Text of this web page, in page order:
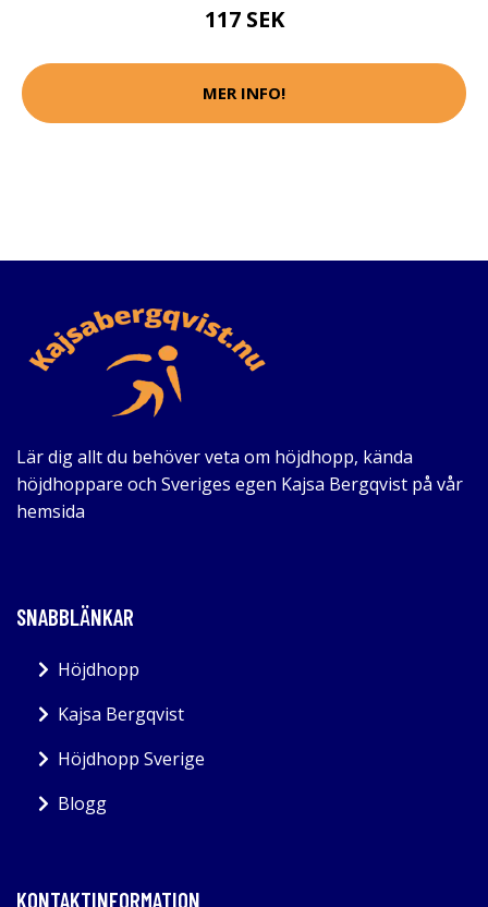
117 SEK
MER INFO!
Lär dig allt du behöver veta om höjdhopp, kända
höjdhoppare och Sveriges egen Kajsa Bergqvist på vår
hemsida
SNABBLÄNKAR
Höjdhopp
Kajsa Bergqvist
Höjdhopp Sverige
Blogg
KONTAKTINFORMATION